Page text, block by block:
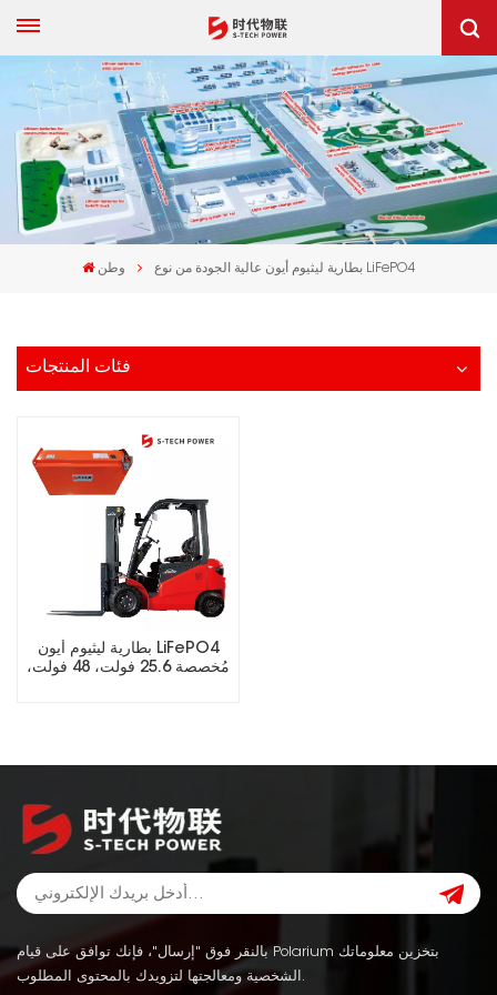
وطن بطارية ليثيوم أيون عالية الجودة من نوع LiFePO4
فئات المنتجات
بطارية ليثيوم أيون LiFePO4
مُخصصة 25.6 فولت، 48 فولت،
بالنقر فوق "إرسال"، فإنك توافق على قيام Polarium بتخزين معلوماتك
الشخصية ومعالجتها لتزويدك بالمحتوى المطلوب.